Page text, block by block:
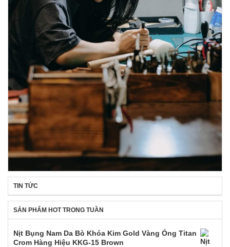
TIN TỨC
SẢN PHẨM HOT TRONG TUẦN
Nịt Bụng Nam Da Bò Khóa Kim Gold Vàng Óng Titan
Crom Hàng Hiệu KKG-15 Brown